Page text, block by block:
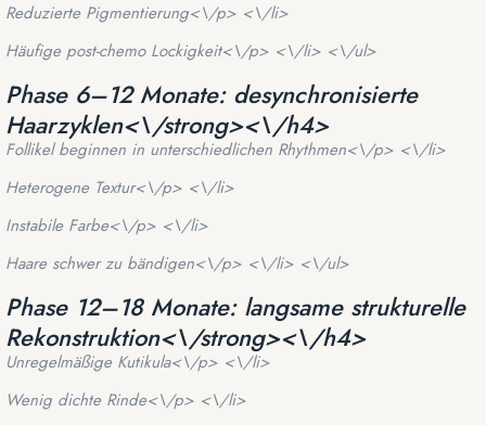
Reduzierte Pigmentierung<\/p> <\/li>
Häufige post-chemo Lockigkeit<\/p> <\/li> <\/ul>
Phase 6–12 Monate: desynchronisierte
Haarzyklen<\/strong><\/h4>
Follikel beginnen in unterschiedlichen Rhythmen<\/p> <\/li>
Heterogene Textur<\/p> <\/li>
Instabile Farbe<\/p> <\/li>
Haare schwer zu bändigen<\/p> <\/li> <\/ul>
Phase 12–18 Monate: langsame strukturelle
Rekonstruktion<\/strong><\/h4>
Unregelmäßige Kutikula<\/p> <\/li>
Wenig dichte Rinde<\/p> <\/li>